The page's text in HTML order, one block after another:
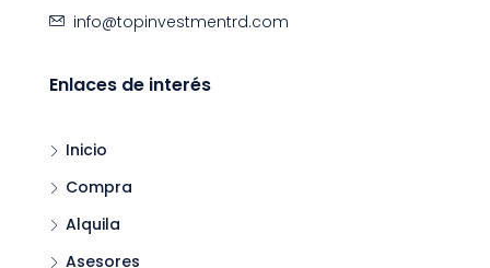
info@topinvestmentrd.com
Enlaces de interés
Inicio
Compra
Alquila
Asesores